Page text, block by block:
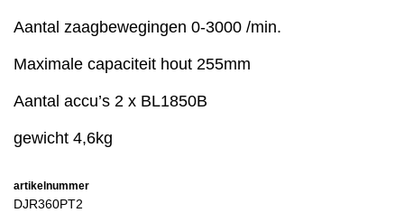
Aantal zaagbewegingen 0-3000 /min.
Maximale capaciteit hout 255mm
Aantal accu’s 2 x BL1850B
gewicht 4,6kg
artikelnummer
DJR360PT2